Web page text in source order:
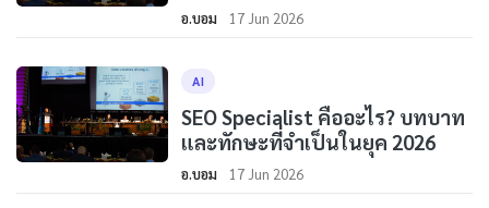
อ.บอม 17 Jun 2026
AI
SEO Specialist คืออะไร? บทบาท
และทักษะที่จำเป็นในยุค 2026
อ.บอม 17 Jun 2026